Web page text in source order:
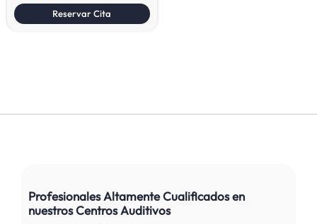
Reservar Cita
Profesionales Altamente Cualificados en
nuestros Centros Auditivos